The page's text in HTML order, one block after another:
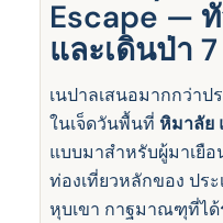
Escape —
และเดินป่า
เนปาลเสนอมากกว่า
ในเจ็ดวันพื้นที่ หิมาลัย
แบบมาสําหรับผู้มาเยื
ท่องเที่ยวหลักของ ปร
หุบเขา กาฐมาณฑุที่ได้